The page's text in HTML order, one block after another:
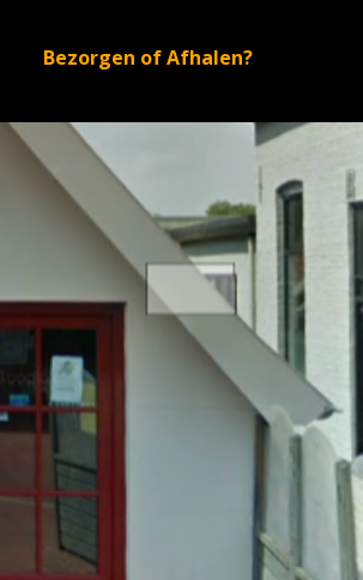
Bezorgen of Afhalen?